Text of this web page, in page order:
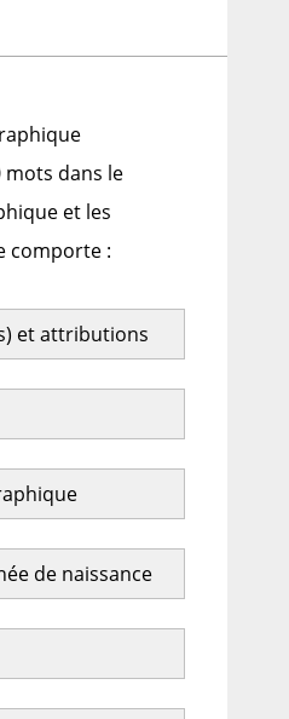
dans le
et les
comporte :
et attributions
de naissance